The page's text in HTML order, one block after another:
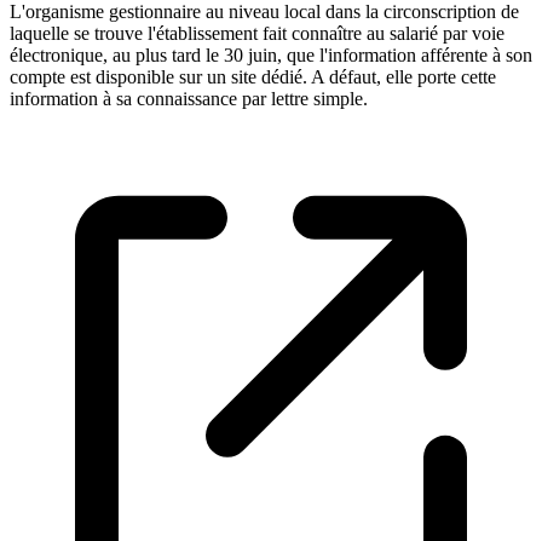
L'organisme gestionnaire au niveau local dans la circonscription de
laquelle se trouve l'établissement fait connaître au salarié par voie
électronique, au plus tard le 30 juin, que l'information afférente à son
compte est disponible sur un site dédié. A défaut, elle porte cette
information à sa connaissance par lettre simple.